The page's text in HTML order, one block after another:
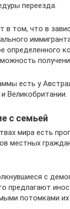
переезда.
в том, что в
определенного
есть у
Великобритании.
с семьей
мира есть
местных
с
предлагают
потомками их